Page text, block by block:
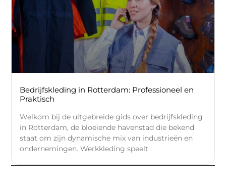
Bedrijfskleding in Rotterdam: Professioneel en
Praktisch
Welkom bij de uitgebreide gids over bedrijfskleding
in Rotterdam, de bloeiende havenstad die bekend
staat om zijn dynamische mix van industrieën en
ondernemingen. Werkkleding speelt